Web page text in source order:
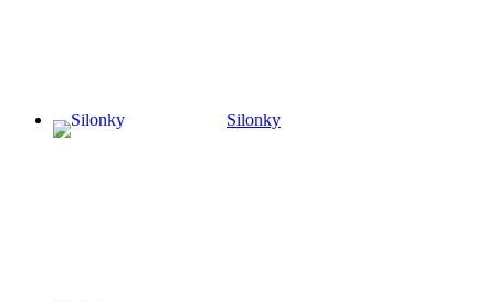
Silonky